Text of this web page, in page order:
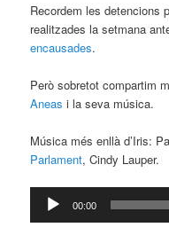
Recordem les detencions
realitzades la setmana
encausades.
Però sobretot compartim
Aneas i la seva música.
Música més enllà d’Iris:
Parlament, Cindy Lauper.
Reproductor
d'àudio
00:00